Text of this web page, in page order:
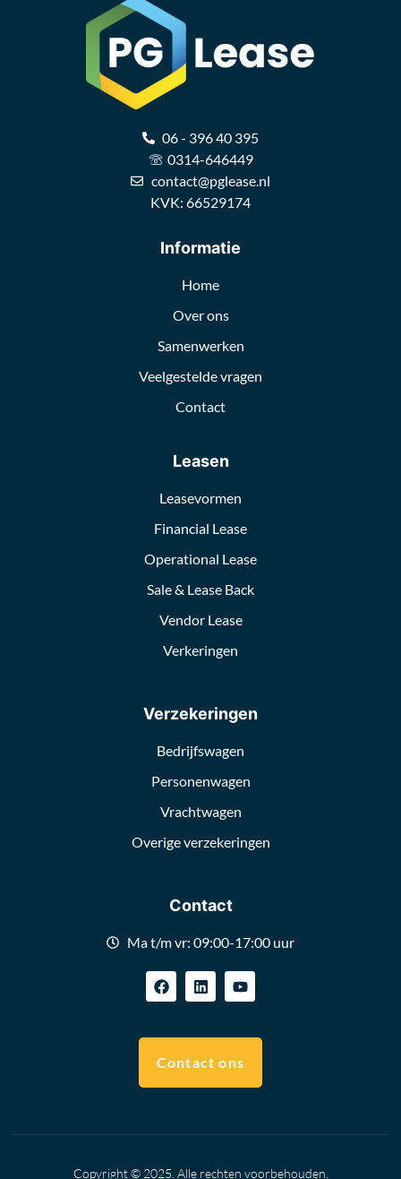
06 - 396 40 395
0314-646449
contact@pglease.nl
KVK: 66529174
Informatie
Home
Over ons
Samenwerken
Veelgestelde vragen
Contact
Leasen
Leasevormen
Financial Lease
Operational Lease
Sale & Lease Back
Vendor Lease
Verkeringen
Verzekeringen
Bedrijfswagen
Personenwagen
Vrachtwagen
Overige verzekeringen
Contact
Ma t/m vr: 09:00-17:00 uur
Contact ons
Copyright © 2025. Alle rechten voorbehouden.